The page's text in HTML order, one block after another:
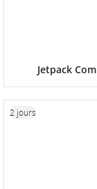
Jetpack
2 jours